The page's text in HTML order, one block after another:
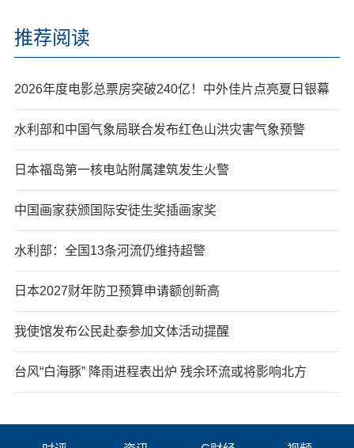
推荐阅读
2026年度电影总票房突破240亿！中外佳片点亮夏日银幕
水利部和中国气象局联合发布红色山洪灾害气象预警
日本福岛第一核电站附属建筑发生火警
中国画家获颁国际安徒生奖插画家奖
水利部：全国13条河流仍维持超警
日本2027财年防卫预算申请额创新高
我使馆发布公民赴泰参加文体活动提醒
台风“白海豚” 降雨进程表出炉 残余环流或将影响北方